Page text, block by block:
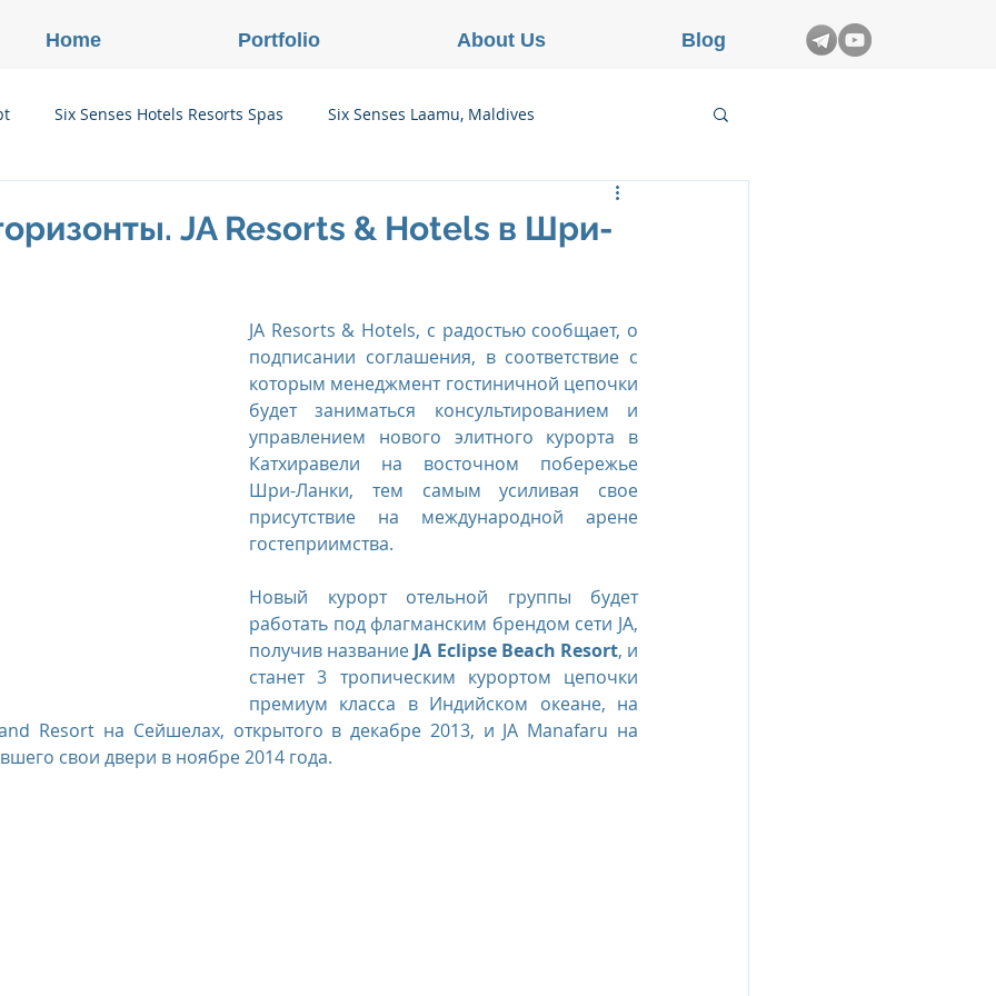
Six Senses Hotels Resorts Spas Six Senses Laamu, Maldives
Six Senses Vana, Индия
Oberoi Hotels & Resorts
The Oberoi Lombok, Indonesia
The Oberoi Sahl Hasheesh, Egypt The Oberoi Zahra, Egypt
Phuket Resort Regent Bali Canggu Eclat Beijing Пресс-релизы
JA Resorts & Hotels в Шри-
JA Resorts & Hotels, с радостью сообщает, о
подписании соглашения, в соответствие с
которым менеджмент гостиничной цепочки
будет заниматься консультированием и
управлением нового элитного курорта в
Катхиравели на восточном побережье
Шри-Ланки, тем самым усиливая свое
присутствие на международной арене
гостеприимства.
Новый курорт отельной группы будет
работать под флагманским брендом сети JA,
получив название JA Eclipse Beach Resort, и
станет 3 тропическим курортом цепочки
премиум класса в Индийском океане, на
Resort на Сейшелах, открытого в декабре 2013, и JA Manafaru на
свои двери в ноябре 2014 года.
Home Portfolio About Us Blog